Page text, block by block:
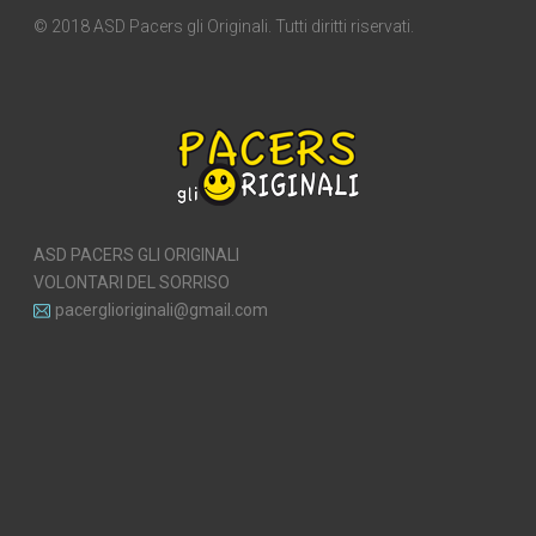
© 2018 ASD Pacers gli Originali. Tutti diritti riservati.
ASD PACERS GLI ORIGINALI
VOLONTARI DEL SORRISO
pacerglioriginali@gmail.com